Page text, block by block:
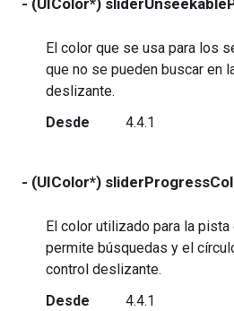
El color que se usa para los
que no se pueden buscar en
deslizante.
Desde
4.4.1
- (UIColor*)
El color utilizado para la
permite búsquedas y el
control deslizante.
Desde
4.4.1